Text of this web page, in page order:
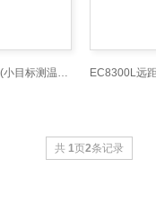
EC8300A远距离测温仪(小目标测温仪、300°75米）_远
共1页2条记录